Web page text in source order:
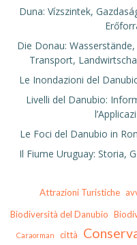
Duna: Vízszintek,
Die Donau:
Transport,
Le Inondazioni del
Livelli del Danubio:
Le Foci del Danubio in
Il Fiume Uruguay: Storia,
Attrazioni Turistiche
Biodiversità del Danubio
Caraorman città